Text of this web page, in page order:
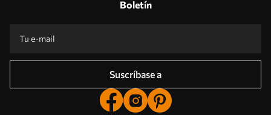
Boletín
Suscríbase a